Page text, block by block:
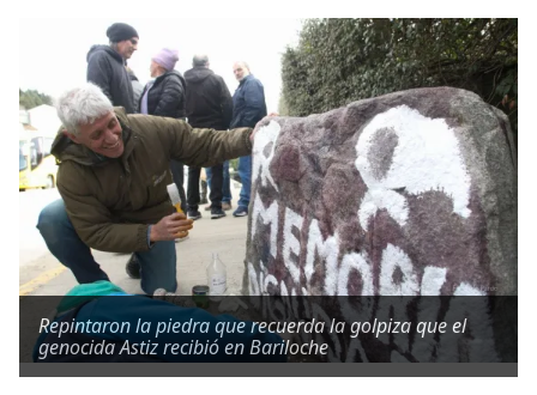
Repintaron la piedra que recuerda la golpiza que el
genocida Astiz recibió en Bariloche